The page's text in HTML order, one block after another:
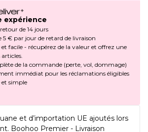
expérience
de 14 jours
5 € par jour de retard de livraison
facile - récupérez de la valeur et offrez une
articles.
de la commande (perte, vol, dommage)
immédiat pour les réclamations éligibles
et simple
et d’importation UE ajoutés lors
Boohoo Premier - Livraison